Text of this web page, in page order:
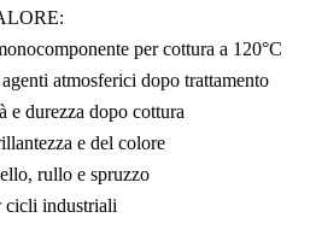
per cottura a 120°C
atmosferici dopo trattamento
e durezza dopo cottura
e del colore
rullo e spruzzo
cicli industriali